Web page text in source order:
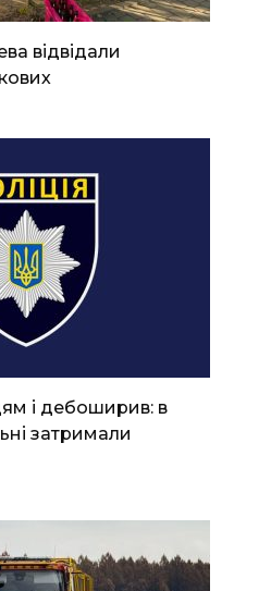
відвідали
і дебоширив: в
затримали